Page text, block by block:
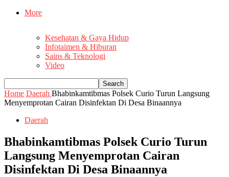
More
Kesehatan & Gaya Hidup
Infotaimen & Hiburan
Sains & Teknologi
Video
Home Daerah Bhabinkamtibmas Polsek Curio Turun Langsung
Menyemprotan Cairan Disinfektan Di Desa Binaannya
Daerah
Bhabinkamtibmas Polsek Curio Turun
Langsung Menyemprotan Cairan
Disinfektan Di Desa Binaannya